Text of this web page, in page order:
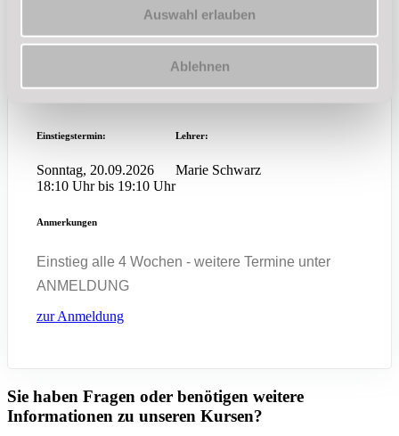
Auswahl erlauben
Ablehnen
Einstiegstermin:
Sonntag, 20.09.2026
18:10 Uhr bis 19:10 Uhr
Lehrer:
Marie Schwarz
Anmerkungen
Einstieg alle 4 Wochen - weitere Termine unter
ANMELDUNG
zur Anmeldung
Sie haben Fragen oder benötigen weitere
Informationen zu unseren Kursen?